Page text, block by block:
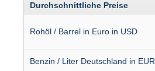
Durch­schnitt­liche Preise
Rohöl / Barrel in Euro in USD
Benzin / Liter Deutsch­land in EUR